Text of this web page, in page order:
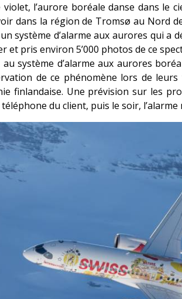
violet, l’aurore boréale danse dans le
dans la région de Tromsø au Nord
système d’alarme aux aurores qui a
et pris environ 5’000 photos de ce
au système d’alarme aux aurores
de ce phénomène lors de
finlandaise. Une prévision sur les
du client, puis le soir, l’alarme